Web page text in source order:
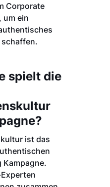
Corporate
um ein
schaffen.
spielt die
ist das
Kampagne.